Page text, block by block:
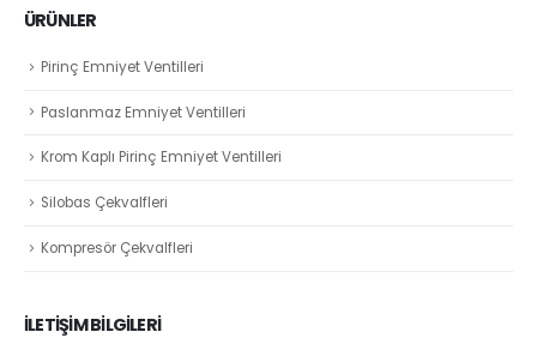
ÜRÜNLER
Pirinç Emniyet Ventilleri
Paslanmaz Emniyet Ventilleri
Krom Kaplı Pirinç Emniyet Ventilleri
Silobas Çekvalfleri
Kompresör Çekvalfleri
İLETİŞİM BİLGİLERİ